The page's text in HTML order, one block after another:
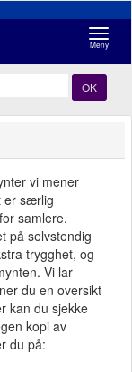
Meny
OK
vi mener
er særlig
samlere.
på selvstendig
trygghet, og
Vi lar
du en oversikt
kan du sjekke
kopi av
du på: